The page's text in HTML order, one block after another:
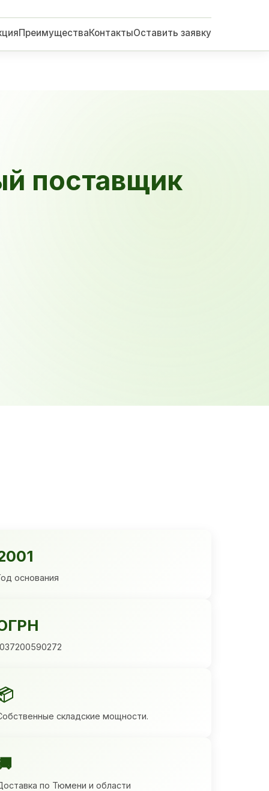
ПреимуществаКонтактыОставить заявку
поставщик
основания
складские мощности.
по Тюмени и области